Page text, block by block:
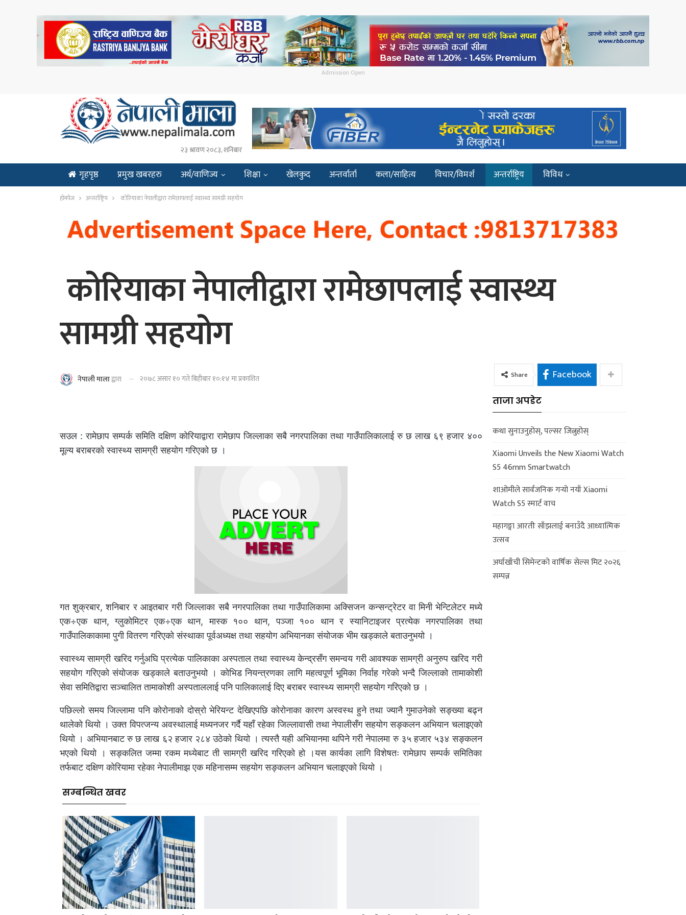
Admission Open
२३ श्रावण २०८३, शनिबार
गृहपृष्ठ प्रमुख खबरहरु अर्थ/वाणिज्य शिक्षा खेलकुद अन्तर्वार्ता कला/साहित्य विचार/विमर्श अन्तर्राष्ट्रिय
विविध
ENGLISH
होमपेज अन्तर्राष्ट्रिय कोरियाका नेपालीद्वारा रामेछापलाई स्वास्थ्य सामग्री सहयोग
कोरियाका नेपालीद्वारा रामेछापलाई स्वास्थ्य
सामग्री सहयोग
नेपाली मालाद्वारा २०७८ असार १० गते बिहीबार १०:१४ मा प्रकाशित Share Facebook
सउल : रामेछाप सम्पर्क समिति दक्षिण कोरियाद्वारा रामेछाप जिल्लाका सबै नगरपालिका तथा गाउँपालिकालाई रु छ लाख ६९ हजार ४००
मूल्य बराबरको स्वास्थ्य सामग्री सहयोग गरिएको छ ।
गत शुक्रबार, शनिबार र आइतबार गरी जिल्लाका सबै नगरपालिका तथा गाउँपालिकामा अक्सिजन कन्सन्ट्रेटर वा मिनी भेन्टिलेटर मध्ये
एक÷एक थान, ग्लुकोमिटर एक÷एक थान, मास्क १०० थान, पञ्जा १०० थान र स्यानिटाइजर प्रत्येक नगरपालिका तथा
गाउँपालिकाकामा पुगी वितरण गरिएको संस्थाका पूर्वअध्यक्ष तथा सहयोग अभियानका संयोजक भीम खड्काले बताउनुभयो ।
स्वास्थ्य सामग्री खरिद गर्नुअघि प्रत्येक पालिकाका अस्पताल तथा स्वास्थ्य केन्द्रसँग समन्वय गरी आवश्यक सामग्री अनुरुप खरिद गरी
सहयोग गरिएको संयोजक खड्काले बताउनुभयो । कोभिड नियन्त्रणका लागि महत्वपूर्ण भूमिका निर्वाह गरेको भन्दै जिल्लाको तामाकोशी
सेवा समितिद्वारा सञ्चालित तामाकोशी अस्पताललाई पनि पालिकालाई दिए बराबर स्वास्थ्य सामग्री सहयोग गरिएको छ ।
पछिल्लो समय जिल्लामा पनि कोरोनाको दोस्रो भेरियन्ट देखिएपछि कोरोनाका कारण अस्वस्थ हुने तथा ज्यानै गुमाउनेको सङ्ख्या बढ्न
थालेको थियो । उक्त विपत्जन्य अवस्थालाई मध्यनजर गर्दै यहाँ रहेका जिल्लावासी तथा नेपालीसँग सहयोग सङ्कलन अभियान चलाइएको
थियो । अभियानबाट रु छ लाख ६२ हजार २८४ उठेको थियो । त्यस्तै यही अभियानमा थपिने गरी नेपालमा रु ३५ हजार ५३४ सङ्कलन
भएको थियो । सङ्कलित जम्मा रकम मध्येबाट ती सामग्री खरिद गरिएको हो ।यस कार्यका लागि विशेषतः रामेछाप सम्पर्क समितिका
तर्फबाट दक्षिण कोरियामा रहेका नेपालीमाझ एक महिनासम्म सहयोग सङ्कलन अभियान चलाइएको थियो ।
सम्बन्धित खवर
ताजा अपडेट
कथा सुनाउनुहोस्, पल्सर जित्नुहोस्
Xiaomi Unveils the New Xiaomi Watch
S5 46mm Smartwatch
शाओमीले सार्वजनिक गर्‍यो नयाँ Xiaomi
Watch S5 स्मार्ट वाच
महागङ्गा आरतीः साँझलाई बनाउँदै आध्यात्मिक
उत्सव
अर्घाखाँची सिमेन्टको वार्षिक सेल्स मिट २०२६
सम्पन्न